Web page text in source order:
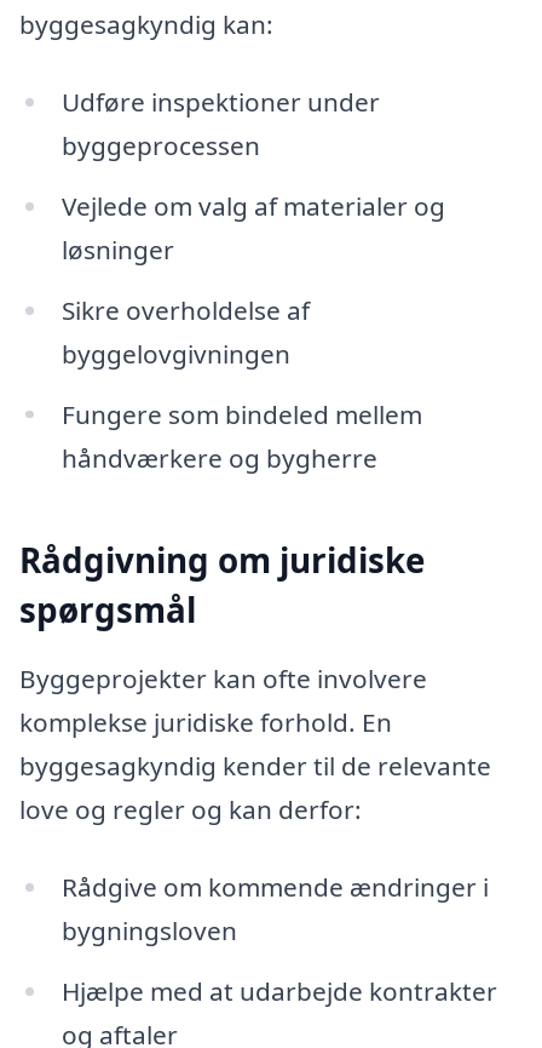
byggesagkyndig kan:
Udføre inspektioner under
byggeprocessen
Vejlede om valg af materialer og
løsninger
Sikre overholdelse af
byggelovgivningen
Fungere som bindeled mellem
håndværkere og bygherre
Rådgivning om juridiske
spørgsmål
Byggeprojekter kan ofte involvere
komplekse juridiske forhold. En
byggesagkyndig kender til de relevante
love og regler og kan derfor:
Rådgive om kommende ændringer i
bygningsloven
Hjælpe med at udarbejde kontrakter
og aftaler